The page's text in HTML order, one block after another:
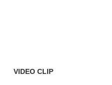
VIDEO CLIP